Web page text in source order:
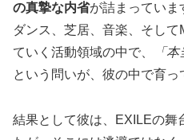
の真摯な内省が詰まっていま
ダンス、芝居、音楽、そし
ていく活動領域の中で、
「
という問いが、彼の中で育っ
結果として彼は、EXILEの舞